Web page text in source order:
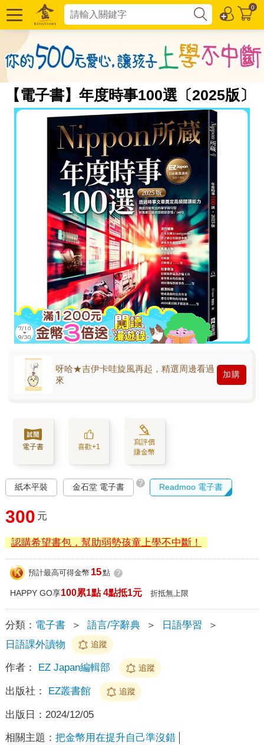
0
【電子書】年度時事100選〔2025版〕
呀哈★吉伊卡哇旋風再起，精選周邊看過
來
加購
電子書 喜歡+1
寫評價
賺金幣
紙本平裝 金石堂 電子書 ? Readmoo 電子書
300 元
認購希望書包，幫助弱勢孩童上學不中斷！
預計最高可得金幣 15點 ?
HAPPY GO享100累1點 4點抵1元 折抵無上限
分類： 電子書 ＞ 語言/字辭典 ＞ 日語學習
＞
日語課外讀物
追蹤
作者： EZ Japan編輯部 追蹤
出版社： EZ叢書館 追蹤
出版日： 2024/12/05
相關主題： 把金幣用在提升自己準沒錯